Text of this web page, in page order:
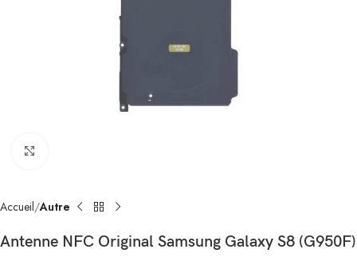
Accueil Autre
Antenne NFC Original Samsung Galaxy S8 (G950F)